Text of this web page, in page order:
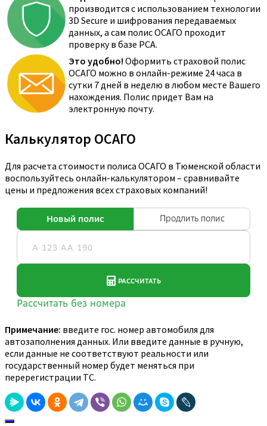
производится с использованием технологии
3D Secure и шифрования передаваемых
данных, а сам полис ОСАГО проходит
проверку в базе РСА.
Это удобно! Оформить страховой полис
ОСАГО можно в онлайн-режиме 24 часа в
сутки 7 дней в неделю в любом месте Вашего
нахождения. Полис придет Вам на
электронную почту.
Калькулятор ОСАГО
Для расчета стоимости полиса ОСАГО в Тюменской области
воспользуйтесь онлайн-калькулятором – сравнивайте
цены и предложения всех страховых компаний!
Примечание: введите гос. номер автомобиля для
автозаполнения данных. Или введите данные в ручную,
если данные не соответствуют реальности или
государственный номер будет меняться при
перерегистрации ТС.